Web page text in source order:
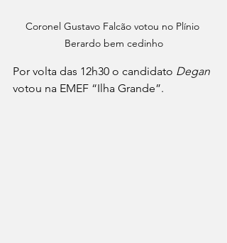
Coronel Gustavo Falcão votou no Plínio
Berardo bem cedinho
Por volta das 12h30 o candidato Degan
votou na EMEF “Ilha Grande”.